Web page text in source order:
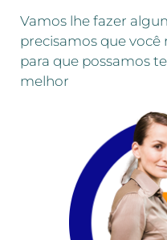
Vamos lhe fazer
precisamos que você
para que possamos
melhor